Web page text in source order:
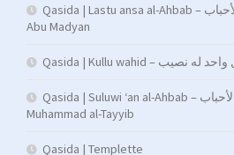
Qasida | Lastu ansa al-Ahbab – لست أنسى الأحباب | Al-Qutb
Abu Madyan
Qasida | Suluwi ‘an al-Ahbab – سلوي عن الأحباب | Sh.
Muhammad al-Tayyib
Qasida | Templette